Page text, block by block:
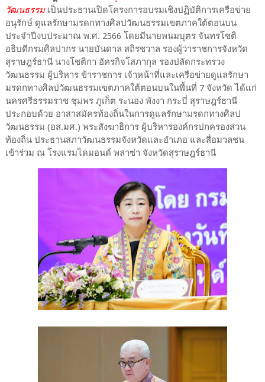
วัฒนธรรมเป็นประธานเปิดโครงการอบรมเชิงปฏิบัติการเครือข่าย
อนุรักษ์ ดูแลรักษามรดกทางศิลปวัฒนธรรมเขตภาคใต้ตอนบน
ประจำปีงบประมาณ พ.ศ. 2566 โดยมีนายพนมบุตร จันทรโชติ
อธิบดีกรมศิลปากร นายบันดาล สถิรชวาล รองผู้ว่าราชการจังหวัด
สุราษฎร์ธานี นางโชติกา อัครกิจโสภากุล รองปลัดกระทรวง
วัฒนธรรม ผู้บริหาร ข้าราชการ เจ้าหน้าที่และเครือข่ายดูแลรักษา
มรดกทางศิลปวัฒนธรรมเขตภาคใต้ตอนบนในพื้นที่ 7 จังหวัด ได้แก่
นครศรีธรรมราช ชุมพร ภูเก็ต ระนอง พังงา กระบี่ สุราษฎร์ธานี
ประกอบด้วย อาสาสมัครท้องถิ่นในการดูแลรักษามรดกทางศิลป
วัฒนธรรม (อส.มศ.) พระสังฆาธิการ ผู้บริหารองค์กรปกครองส่วน
ท้องถิ่น ประธานสภาวัฒนธรรมจังหวัดและอำเภอ และสื่อมวลชน
เข้าร่วม ณ โรงแรมไดมอนด์ พลาซ่า จังหวัดสุราษฎร์ธานี